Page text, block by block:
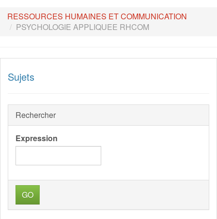
RESSOURCES HUMAINES ET COMMUNICATION
PSYCHOLOGIE APPLIQUEE RHCOM
Sujets
Rechercher
Expression
GO